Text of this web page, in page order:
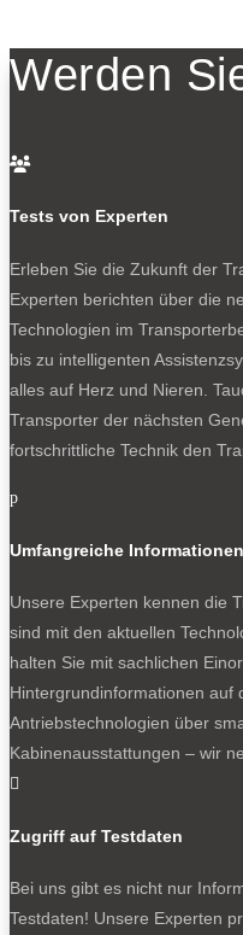
Werden

Tests von Experten
Erleben Sie die Zukunft der
Experten berichten über die
Technologien im
bis zu intelligenten
alles auf Herz und Nieren.
Transporter der nächsten
fortschrittliche Technik den
p
Umfangreiche Informationen
Unsere Experten kennen die
sind mit den aktuellen
halten Sie mit sachlichen
Hintergrundinformationen auf
Antriebstechnologien über
Kabinenausstattungen – wir

Zugriff auf Testdaten
Bei uns gibt es nicht nur
Testdaten! Unsere Experten